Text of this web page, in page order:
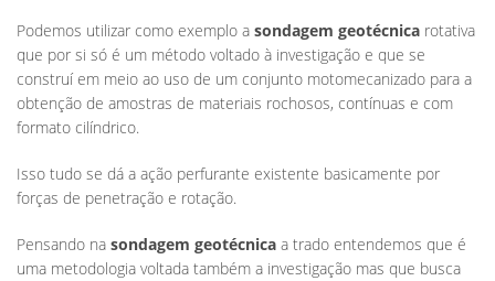
Podemos utilizar como exemplo a sondagem geotécnica rotativa
que por si só é um método voltado à investigação e que se
construí em meio ao uso de um conjunto motomecanizado para a
obtenção de amostras de materiais rochosos, contínuas e com
formato cilíndrico.
Isso tudo se dá a ação perfurante existente basicamente por
forças de penetração e rotação.
Pensando na sondagem geotécnica a trado entendemos que é
uma metodologia voltada também a investigação mas que busca